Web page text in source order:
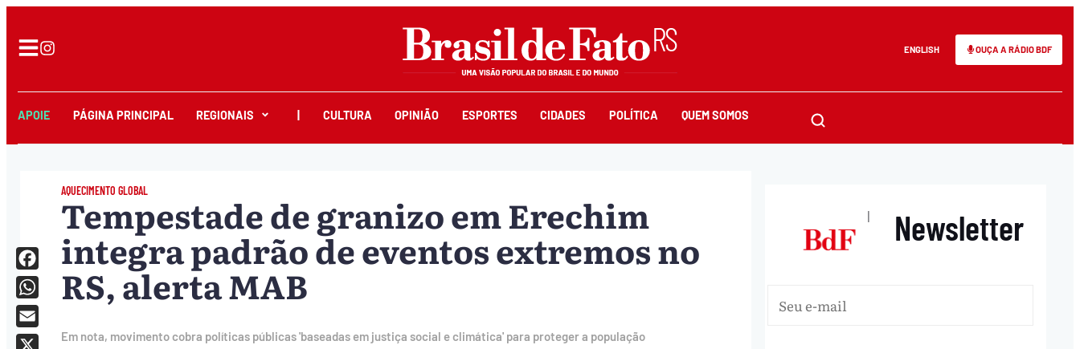
ENGLISH OUÇA A RÁDIO BDF
APOIE PÁGINA PRINCIPAL REGIONAIS CULTURA OPINIÃO ESPORTES CIDADES POLÍTICA QUEM SOMOS
AQUECIMENTO GLOBAL
Tempestade de granizo em Erechim
integra padrão de eventos extremos no
RS, alerta MAB
Em nota, movimento cobra políticas públicas 'baseadas em justiça social e climática' para proteger a população
Facebook
WhatsApp
Email
| Newsletter